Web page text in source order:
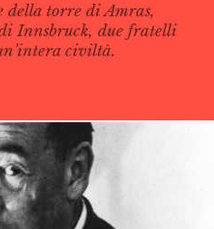
della torre di Amras,
Innsbruck, due fratelli
civiltà.